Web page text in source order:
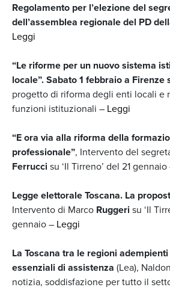
Regolamento per l’elezione del
dell’assemblea regionale del PD
Leggi
“Le riforme per un nuovo sistema
locale”. Sabato 1 febbraio a Firenze
progetto di riforma degli enti locali e
funzioni istituzionali – Leggi
“E ora via alla riforma della
professionale”, Intervento del
Ferrucci su ‘Il Tirreno’ del 21 gennaio
Legge elettorale Toscana. La
Intervento di Marco Ruggeri su ‘Il
gennaio – Leggi
La Toscana tra le regioni
essenziali di assistenza (Lea),
notizia, soddisfazione per tutto il